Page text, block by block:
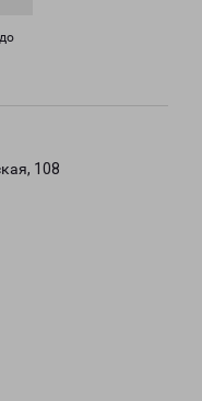
108